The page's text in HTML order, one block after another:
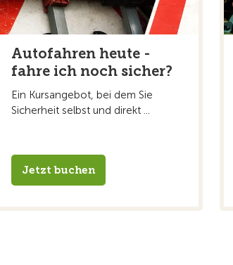
Autofahren heute -
fahre ich noch sicher?
Ein Kursangebot, bei dem Sie
Sicherheit selbst und direkt ...
Jetzt buchen